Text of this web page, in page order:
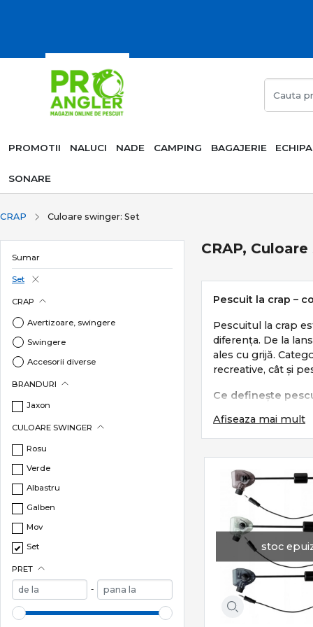
PROMOTII NALUCI NADE CAMPING BAGAJERIE
SONARE
CRAP Culoare swinger: Set
Sumar
Set
CRAP
Avertizoare, swingere
Swingere
Accesorii diverse
BRANDURI
Jaxon
CULOARE SWINGER
Rosu
Verde
Albastru
Galben
Mov
Set
PRET
-
CRAP,
Pescuit la crap –
Pescuitul la crap
diferența. De la
ales cu grijă.
recreative, cât și
Ce definește
Pescuitul la crap se
lansări
control total
protecția
Este un stil care
Subcategorii
Categoria Crap
Lansete crap
Mulinete crap
Afiseaza mai mult
stoc